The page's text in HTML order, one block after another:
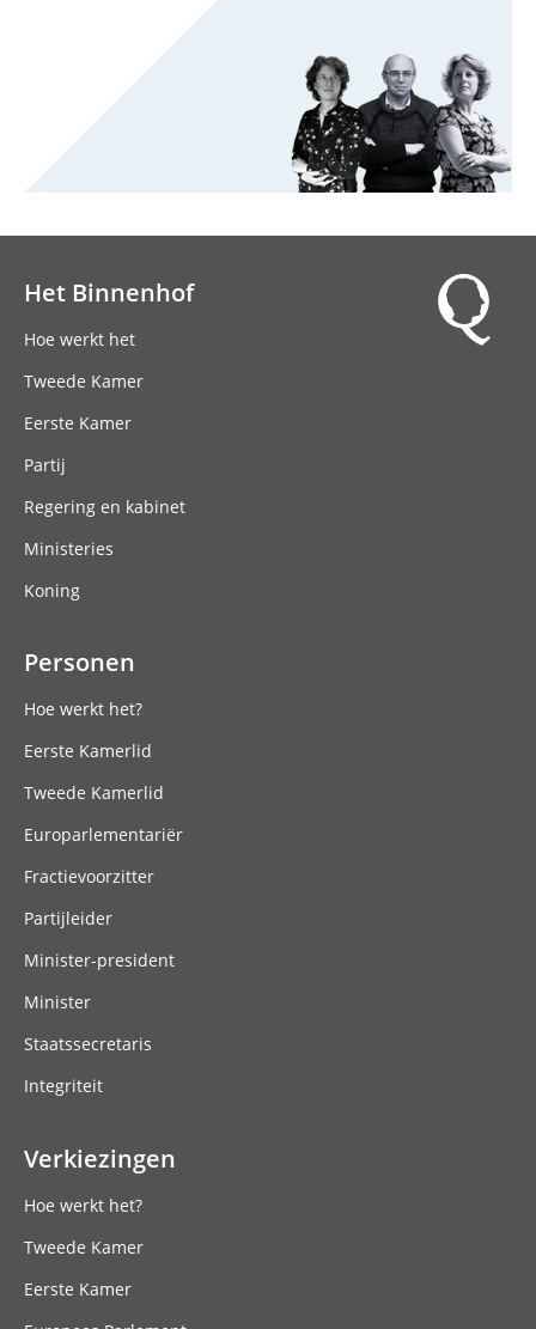
Het Binnenhof
Hoe werkt het
Tweede Kamer
Eerste Kamer
Partij
Regering en kabinet
Ministeries
Koning
Personen
Hoe werkt het?
Eerste Kamerlid
Tweede Kamerlid
Europarlementariër
Fractievoorzitter
Partijleider
Minister-president
Minister
Staatssecretaris
Integriteit
Verkiezingen
Hoe werkt het?
Tweede Kamer
Eerste Kamer